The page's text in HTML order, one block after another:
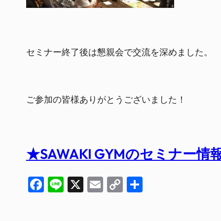
セミナー終了後は懇親会で交流を深めました。
ご参加の皆様ありがとうございました！
★SAWAKI GYMのセミナー情
Facebook
Line
X Email
Copy
共